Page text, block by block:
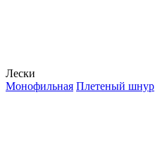
Лески
Монофильная Плетеный шнур